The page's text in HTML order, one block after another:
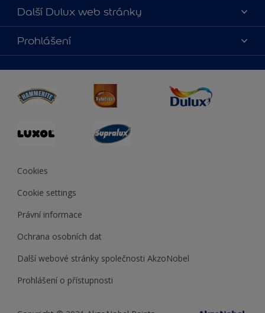
O nás
Kontaktujte nás
Najít obchod
Další Dulux web stránky
duluxmalir.cz
duluxmaliar.sk
duluxprodejnabarev.cz
duluxpredajnafarieb.sk
Prohlášení
Cookies
Cookie settings
Právní informace
Ochrana osobních dat
Další webové stránky společnosti AkzoNobel
Prohlášení o přístupnosti